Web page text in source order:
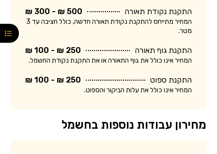
התקנת נקודת תאורה 500 ₪ - 300 ₪
המחיר מתייחס להתקנת נקודת תאורה חדשה, כולל חציבה עד 3
מטר.
התקנת גוף תאורה 250 ₪ - 100 ₪
המחיר אינו כולל את גוף התאורה או את התקנת נקודת החשמל.
התקנת ספוט 250 ₪ - 100 ₪
המחיר אינו כולל את עלות הביקור והספוט.
מחירון עבודות נוספות בחשמל